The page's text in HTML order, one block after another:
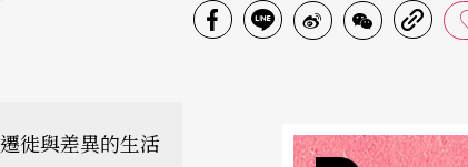
徙與差異的生活